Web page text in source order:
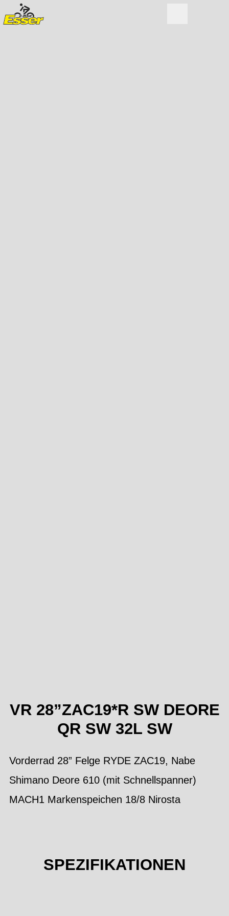
VR 28”ZAC19*R SW DEORE
QR SW 32L SW
Vorderrad 28” Felge RYDE ZAC19, Nabe
Shimano Deore 610 (mit Schnellspanner)
MACH1 Markenspeichen 18/8 Nirosta
SPEZIFIKATIONEN